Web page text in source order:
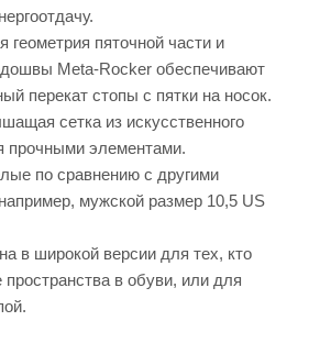
геометрия пяточной части и
Meta-Rocker обеспечивают
перекат стопы с пятки на носок.
сетка из искусственного
прочными элементами.
по сравнению с другими
мужской размер 10,5 US
в широкой версии для тех, кто
в обуви, или для